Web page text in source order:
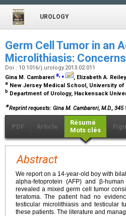
UROLOGY
Germ Cell Tumor in an
Microlithiasis:
Doi : 10.1016/j.urology.2013.02.011
Gina M. Cambareri a,⁎ , Elizabeth A. Reiley
a New Jersey Medical School, University
b Department of Urology, Hackensack
∗Reprint requests: Gina M. Cambareri, M.D., 345
PDF Article
Résumé
Mots clés
Abstract
We report on a 14-year-old boy with
alpha-fetoprotein (AFP) and β-
revealed a mixed germ cell tumor
teratoma. The patient had no
testicular microlithiasis and testicular
these patients. The literature and